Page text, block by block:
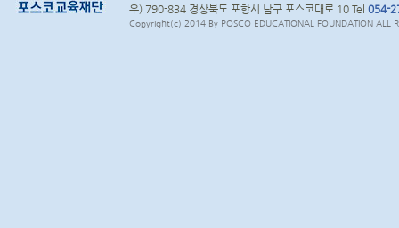
우) 790-834 경상북도 포항시 남구 포스코대로 10 Tel 054-
Copyright(c) 2014 By POSCO EDUCATIONAL FOUNDATION ALL